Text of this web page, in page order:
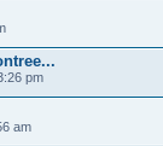
pm
am